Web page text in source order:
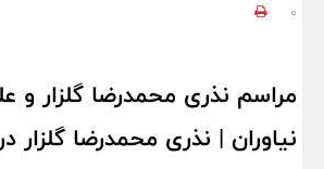
0
مراسم نذری محمدرضا گلزار و
نیاوران | نذری محمدرضا گلزار